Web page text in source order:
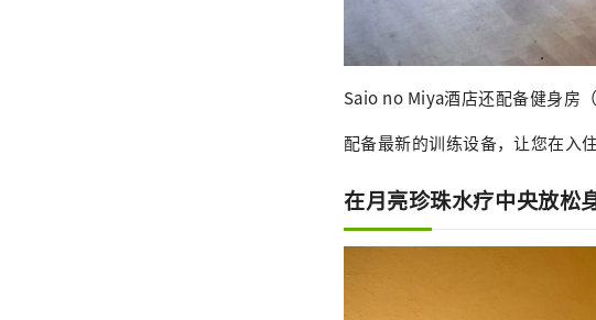
Saio no Miya酒店还配备健身房
配备最新的训练设备，让您在入
在月亮珍珠水疗中央放松